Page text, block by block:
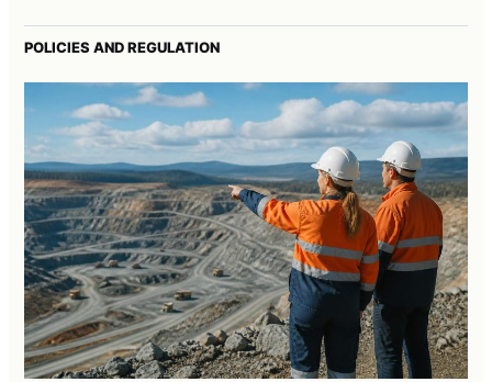
POLICIES AND REGULATION